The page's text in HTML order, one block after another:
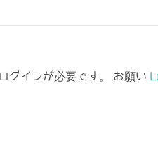
グインが必要です。 お願い